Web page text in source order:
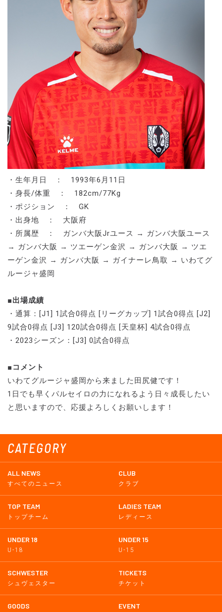
CATEGORY
ALL NEWS
すべてのニュース
CLUB
クラブ
TOP TEAM
トップチーム
LADIES TEAM
レディース
UNDER 18
U-18
UNDER 15
U-15
SCHWESTER
シュヴェスター
TICKETS
チケット
GOODS EVENT
・生年月日 ： 1993年6月11日
・身長/体重 ： 182cm/77Kg
・ポジション ： GK
・出身地 ： 大阪府
・所属歴 ： ガンバ大阪Jrユース → ガンバ大阪ユース
→ ガンバ大阪 → ツエーゲン金沢 → ガンバ大阪 → ツエ
ーゲン金沢 → ガンバ大阪 → ガイナーレ鳥取 → いわてグ
ルージャ盛岡
■出場成績
・通算：[J1] 1試合0得点 [リーグカップ] 1試合0得点 [J2]
9試合0得点 [J3] 120試合0得点 [天皇杯] 4試合0得点
・2023シーズン：[J3] 0試合0得点
■コメント
いわてグルージャ盛岡から来ました田尻健です！
1日でも早くパルセイロの力になれるよう日々成長したい
と思いますので、応援よろしくお願いします！